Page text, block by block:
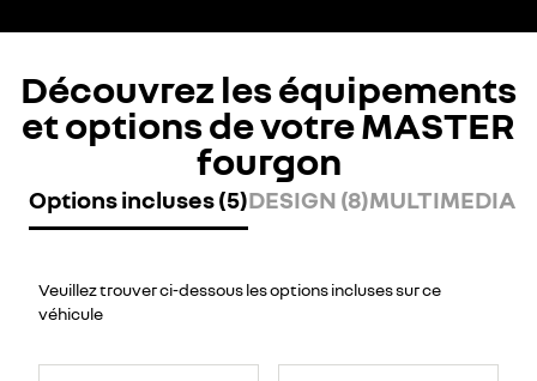
Découvrez les équipements
et options de votre MASTER
fourgon
Options incluses (5)DESIGN (8)MULTIMEDIA
Veuillez trouver ci-dessous les options incluses sur ce
véhicule